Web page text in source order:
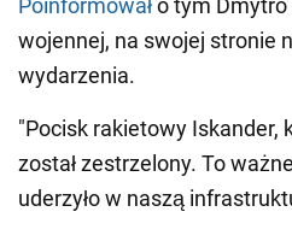
Poinformowało tym
wojennej, na swojej stronie
wydarzenia.
"Pocisk rakietowy Iskander,
został zestrzelony. To
uderzyło w naszą